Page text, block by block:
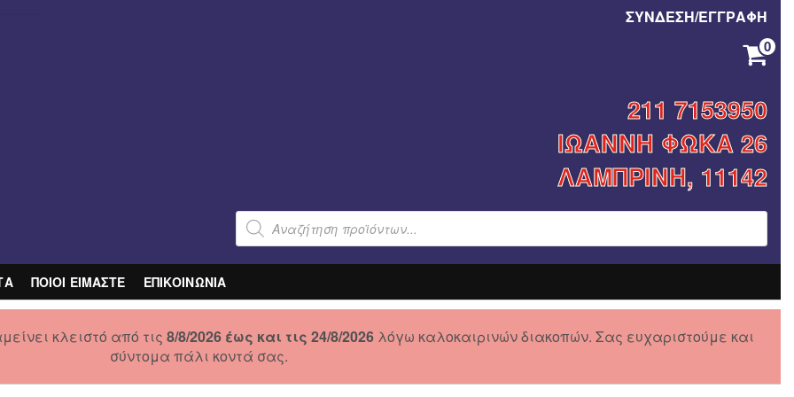
ΣΥΝΔΕΣΗ/ΕΓΓΡΑΦΗ
0
211 7153950
ΙΩΑΝΝΗ ΦΩΚΑ 26
ΛΑΜΠΡΙΝΗ, 11142
Products
search
ΠΟΙΟΙ ΕΙΜΑΣΤΕ ΕΠΙΚΟΙΝΩΝΙΑ
κλειστό από τις 8/8/2026 έως και τις 24/8/2026 λόγω καλοκαιρινών διακοπών. Σας ευχαριστούμε και
σύντομα πάλι κοντά σας.